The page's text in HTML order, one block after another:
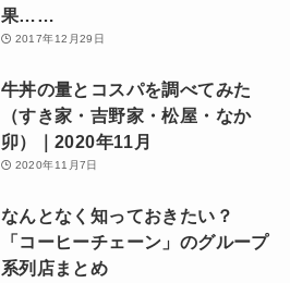
果……
2017年12月29日
牛丼の量とコスパを調べてみた
（すき家・吉野家・松屋・なか
卯）｜2020年11月
2020年11月7日
なんとなく知っておきたい？
「コーヒーチェーン」のグループ
系列店まとめ